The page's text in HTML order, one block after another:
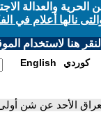
والعدالة
نالها أعلام في
هنا لاستخدام
English كوردي
الأحد عن شن